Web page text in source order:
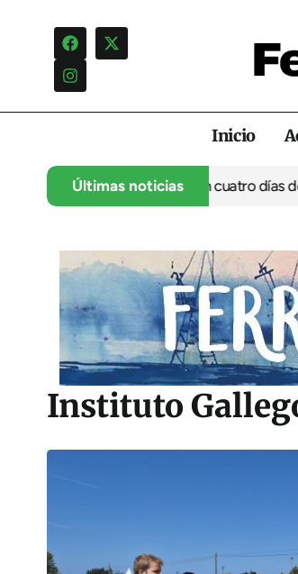
Inicio
Últimas noticias
35º aniversario con cuatro días de hípica,
Instituto